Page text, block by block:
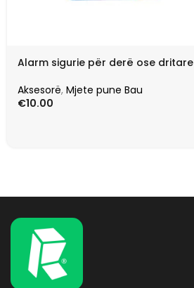
Alarm sigurie për derë ose dritare
Aksesorë, Mjete pune Bau
€10.00